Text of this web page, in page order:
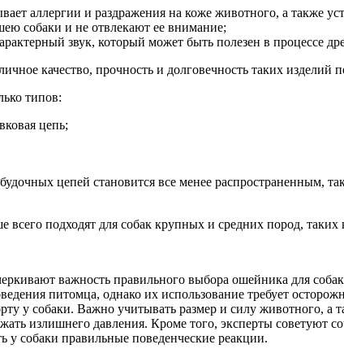
аллергии и раздражения на коже животного, а также
собаки и не отвлекают ее внимание;
звук, который может быть полезен в процессе
качество, прочность и долговечность таких изделий
типов:
цепь;
цепей становится все менее распространенным,
подходят для собак крупных и средних пород,
важность правильного выбора ошейника для
питомца, однако их использование требует
у собаки. Важно учитывать размер и силу животного, а
излишнего давления. Кроме того, эксперты советуют
у собаки правильные поведенческие реакции.